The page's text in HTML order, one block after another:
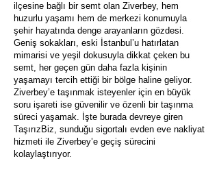
ilçesine bağlı bir semt olan Ziverbey, hem
huzurlu yaşamı hem de merkezi konumuyla
şehir hayatında denge arayanların gözdesi.
Geniş sokakları, eski İstanbul’u hatırlatan
mimarisi ve yeşil dokusuyla dikkat çeken bu
semt, her geçen gün daha fazla kişinin
yaşamayı tercih ettiği bir bölge haline geliyor.
Ziverbey’e taşınmak isteyenler için en büyük
soru işareti ise güvenilir ve özenli bir taşınma
süreci yaşamak. İşte burada devreye giren
TaşırızBiz, sunduğu sigortalı evden eve nakliyat
hizmeti ile Ziverbey’e geçiş sürecini
kolaylaştırıyor.